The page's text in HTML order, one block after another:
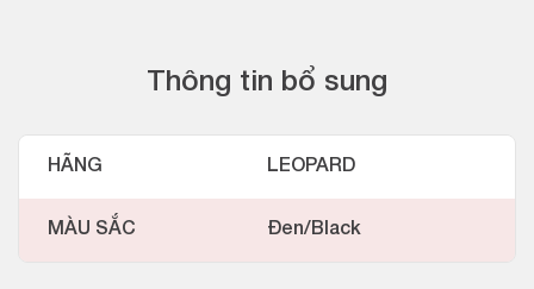
Thông tin bổ sung
HÃNG LEOPARD
MÀU SẮC Đen/Black